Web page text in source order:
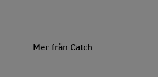
Mer från Catch